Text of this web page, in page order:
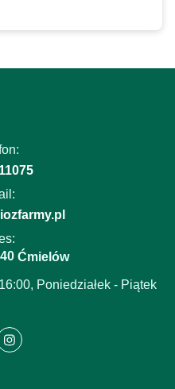
Ćmielów
Poniedziałek - Piątek